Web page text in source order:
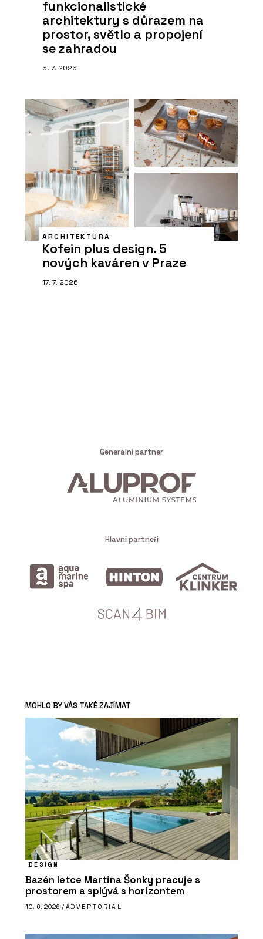
funkcionalistické
architektury s důrazem na
prostor, světlo a propojení
se zahradou
6. 7. 2026
ARCHITEKTURA
Kofein plus design. 5
nových kaváren v Praze
17. 7. 2026
Generální partner
Hlavní partneři
MOHLO BY VÁS TAKÉ ZAJÍMAT
DESIGN
Bazén letce Martina Šonky pracuje s
prostorem a splývá s horizontem
10. 6. 2026 / ADVERTORIAL